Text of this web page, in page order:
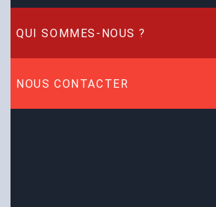
QUI SOMMES-NOUS ?
NOUS CONTACTER